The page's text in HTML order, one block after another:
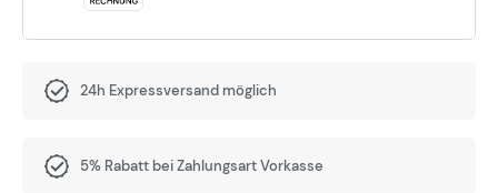
24h Expressversand möglich
5% Rabatt bei Zahlungsart Vorkasse